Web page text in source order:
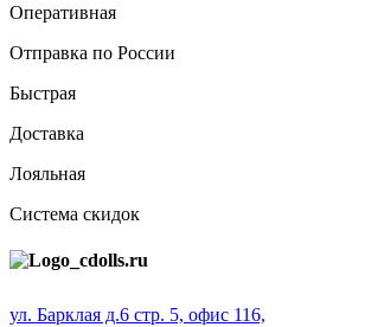
Оперативная
Отправка по России
Быстрая
Доставка
Лояльная
Система скидок
ул. Барклая д.6 стр. 5, офис 116,